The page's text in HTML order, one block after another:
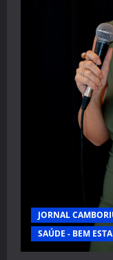
JORNAL
SAÚDE - BEM